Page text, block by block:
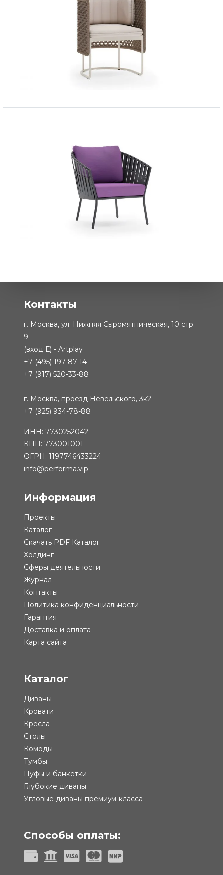
Контакты
г. Москва, ул. Нижняя Сыромятническая, 10 стр.
9
(вход Е) - Artplay
+7 (495) 197-87-14
+7 (917) 520-33-88
г. Москва, проезд Невельского, 3к2
+7 (925) 934-78-88
ИНН: 7730252042
КПП: 773001001
ОГРН: 1197746433224
info@performa.vip
Информация
Проекты
Каталог
Скачать PDF Каталог
Холдинг
Сферы деятельности
Журнал
Контакты
Политика конфиденциальности
Гарантия
Доставка и оплата
Карта сайта
Каталог
Диваны
Кровати
Кресла
Столы
Комоды
Тумбы
Пуфы и банкетки
Глубокие диваны
Угловые диваны премиум-класса
Способы оплаты: